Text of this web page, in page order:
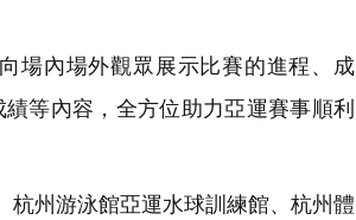
場內場外觀眾展示比賽的進程、成
等內容，全方位助力亞運賽事順利
州游泳館亞運水球訓練館、杭州體